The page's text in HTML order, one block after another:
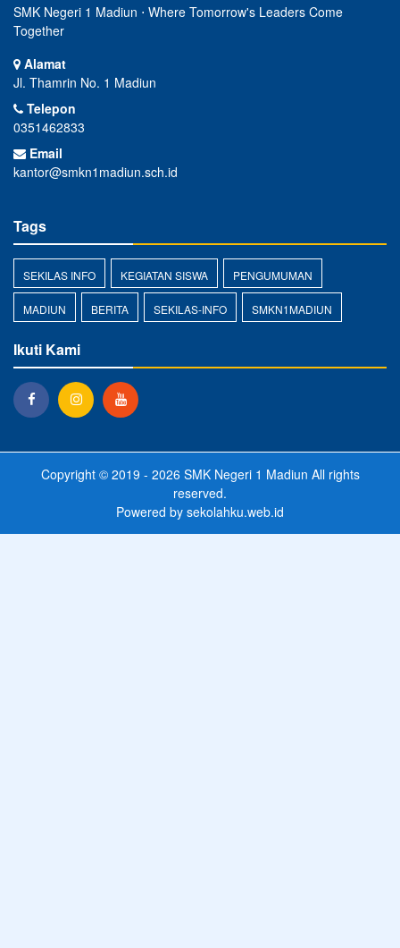
SMK Negeri 1 Madiun ⋅ Where Tomorrow's Leaders Come
Together
Alamat
Jl. Thamrin No. 1 Madiun
Telepon
0351462833
Email
kantor@smkn1madiun.sch.id
Tags
SEKILAS INFO KEGIATAN SISWA PENGUMUMAN
MADIUN BERITA SEKILAS-INFO SMKN1MADIUN
Ikuti Kami
Copyright © 2019 - 2026 SMK Negeri 1 Madiun All rights
reserved.
Powered by sekolahku.web.id